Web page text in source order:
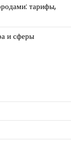
тарифы,
и сферы